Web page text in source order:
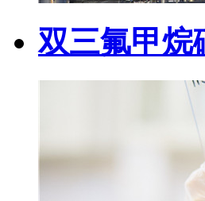
双三氟甲烷